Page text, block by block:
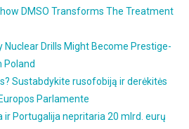
DMSO Transforms The Treatment
Nuclear Drills Might Become Prestige-
Poland
Sustabdykite rusofobiją ir derėkitės
Parlamente
ir Portugalija nepritaria 20 mlrd. eurų